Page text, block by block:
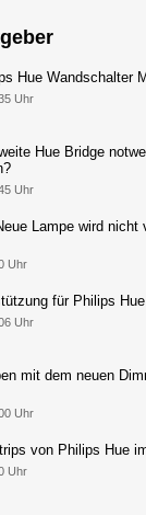
Hue Wandschalter
Uhr
Hue Bridge
Uhr
Lampe wird nicht
Uhr
für Philips
Uhr
mit dem neuen
Uhr
von Philips Hue
Uhr